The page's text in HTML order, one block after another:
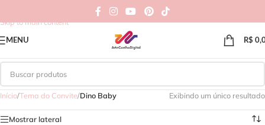
Skip to main content
MENU R$
Início/Tema do Convite/Dino Baby Exibindo um único resultado
Mostrar lateral